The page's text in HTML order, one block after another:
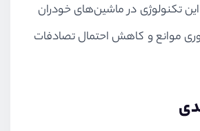
تکنولوژی در ماشین‌های خودران
موانع و کاهش احتمال تصادفات